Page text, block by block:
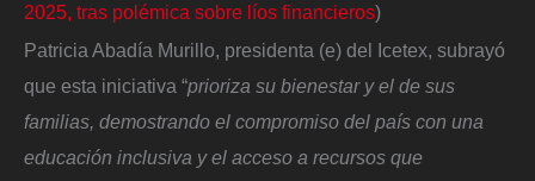
2025, tras polémica sobre líos financieros)
Patricia Abadía Murillo, presidenta (e) del Icetex, subrayó
que esta iniciativa “prioriza su bienestar y el de sus
familias, demostrando el compromiso del país con una
educación inclusiva y el acceso a recursos que